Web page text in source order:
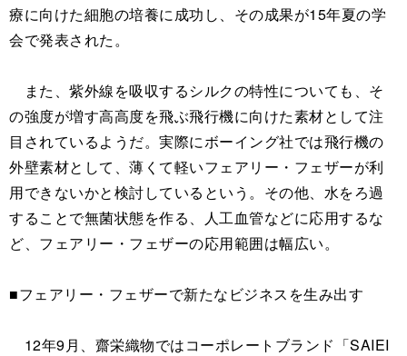
療に向けた細胞の培養に成功し、その成果が15年夏の学
会で発表された。
また、紫外線を吸収するシルクの特性についても、そ
の強度が増す高高度を飛ぶ飛行機に向けた素材として注
目されているようだ。実際にボーイング社では飛行機の
外壁素材として、薄くて軽いフェアリー・フェザーが利
用できないかと検討しているという。その他、水をろ過
することで無菌状態を作る、人工血管などに応用するな
ど、フェアリー・フェザーの応用範囲は幅広い。
■フェアリー・フェザーで新たなビジネスを生み出す
12年9月、齋栄織物ではコーポレートブランド「SAIEI